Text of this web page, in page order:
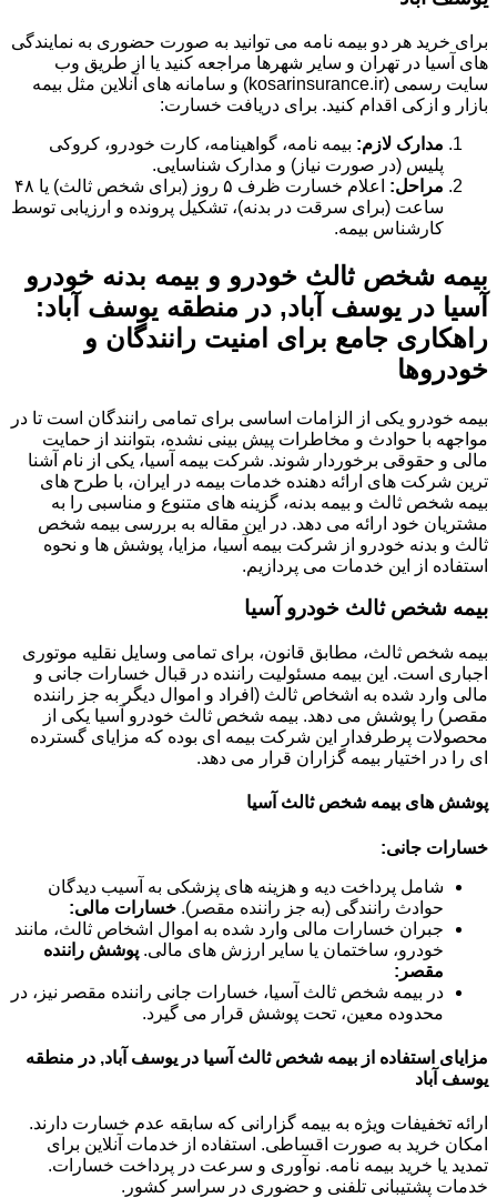
برای خرید هر دو بیمه نامه می توانید به صورت حضوری به نمایندگی
های آسیا در تهران و سایر شهرها مراجعه کنید یا از طریق وب
سایت رسمی (kosarinsurance.ir) و سامانه های آنلاین مثل بیمه
بازار و ازکی اقدام کنید. برای دریافت خسارت:
مدارک لازم: بیمه نامه، گواهینامه، کارت خودرو، کروکی
پلیس (در صورت نیاز) و مدارک شناسایی.
مراحل:
اعلام خسارت ظرف ۵ روز (برای شخص ثالث) یا ۴۸
ساعت (برای سرقت در بدنه)، تشکیل پرونده و ارزیابی توسط
کارشناس بیمه.
بیمه شخص ثالث خودرو و بیمه بدنه خودرو
آسیا در یوسف آباد, در منطقه یوسف آباد:
راهکاری جامع برای امنیت رانندگان و
خودروها
بیمه خودرو یکی از الزامات اساسی برای تمامی رانندگان است تا در
مواجهه با حوادث و مخاطرات پیش بینی نشده، بتوانند از حمایت
مالی و حقوقی برخوردار شوند. شرکت بیمه آسیا، یکی از نام آشنا
ترین شرکت های ارائه دهنده خدمات بیمه در ایران، با طرح های
بیمه شخص ثالث و بیمه بدنه، گزینه های متنوع و مناسبی را به
مشتریان خود ارائه می دهد. در این مقاله به بررسی بیمه شخص
ثالث و بدنه خودرو از شرکت بیمه آسیا، مزایا، پوشش ها و نحوه
استفاده از این خدمات می پردازیم.
بیمه شخص ثالث خودرو آسیا
بیمه شخص ثالث، مطابق قانون، برای تمامی وسایل نقلیه موتوری
اجباری است. این بیمه مسئولیت راننده در قبال خسارات جانی و
مالی وارد شده به اشخاص ثالث (افراد و اموال دیگر به جز راننده
مقصر) را پوشش می دهد. بیمه شخص ثالث خودرو آسیا یکی از
محصولات پرطرفدار این شرکت بیمه ای بوده که مزایای گسترده
ای را در اختیار بیمه گزاران قرار می دهد.
پوشش های بیمه شخص ثالث آسیا
خسارات جانی:
شامل پرداخت دیه و هزینه های پزشکی به آسیب دیدگان
حوادث رانندگی (به جز راننده مقصر). خسارات مالی:
جبران خسارات مالی وارد شده به اموال اشخاص ثالث، مانند
خودرو، ساختمان یا سایر ارزش های مالی. پوشش راننده
مقصر:
در بیمه شخص ثالث آسیا، خسارات جانی راننده مقصر نیز، در
محدوده معین، تحت پوشش قرار می گیرد.
مزایای استفاده از بیمه شخص ثالث آسیا در یوسف آباد, در منطقه
یوسف آباد
ارائه تخفیفات ویژه به بیمه گزارانی که سابقه عدم خسارت دارند.
امکان خرید به صورت اقساطی. استفاده از خدمات آنلاین برای
تمدید یا خرید بیمه نامه. نوآوری و سرعت در پرداخت خسارات.
خدمات پشتیبانی تلفنی و حضوری در سراسر کشور.